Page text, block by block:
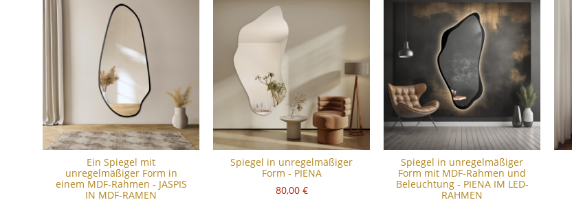
Ein Spiegel mit
unregelmäßiger Form in
einem MDF-Rahmen - JASPIS
IN MDF-RAMEN
Spiegel in unregelmäßiger
Form - PIENA
80,00 €
Spiegel in unregelmäßiger
Form mit MDF-Rahmen und
Beleuchtung - PIENA IM LED-
RAHMEN